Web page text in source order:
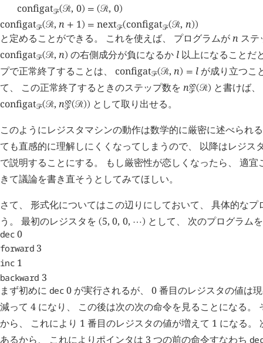
configat󰒝(󰒩, 0) = (󰒩, 0)
configat󰒝(󰒩, n + 1) = next󰒝( configat󰒝(󰒩, n))
と定めることができる。 これを使えば、 プログラムがn ステ
configat󰒝(󰒩, n) の右側成分が負になるか l 以上になることだ
プで正常終了することは、 configat󰒝(󰒩, n) = l が成り立つこ
て、 この正常終了するときのステップ数を n󰒝
∞(󰒩) と書けば
configat󰒝(󰒩, n󰒝
∞(󰒩)) として取り出せる。
このようにレジスタマシンの動作は数学的に厳密に述べられ
ても直感的に理解しにくくなってしまうので、 以降はレジス
で説明することにする。 もし厳密性が恋しくなったら、 適
きて議論を書き直そうとしてみてほしい。
さて、 形式化についてはこの辺りにしておいて、 具体的な
う。 最初のレジスタを (5, 0, 0, ⋯ ) として、 次のプログラム
dec 0
forward 3
inc 1
backward 3
まず初めに dec 0 が実行されるが、 0 番目のレジスタの値は
減って 4 になり、 この後は次の次の命令を見ることになる。
から、 これにより 1 番目のレジスタの値が増えて 1 になる。
あるから、 これによりポインタは 3 つの前の命令すなわち